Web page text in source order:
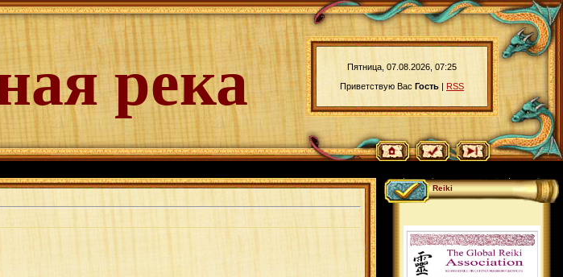
Пятница, 07.08.2026, 07:25
Приветствую Вас Гость | RSS
река
Reiki